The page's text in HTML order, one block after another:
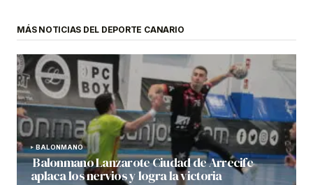
MÁS NOTICIAS DEL DEPORTE CANARIO
BALONMANO
Balonmano Lanzarote Ciudad de Arrecife
aplaca los nervios y logra la victoria